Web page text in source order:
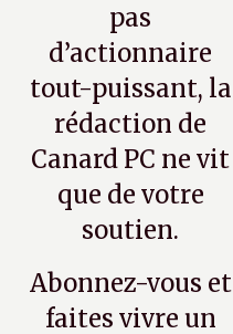
pas
d’actionnaire
tout-puissant, la
rédaction de
Canard PC ne vit
que de votre
soutien.
Abonnez-vous et
faites vivre un